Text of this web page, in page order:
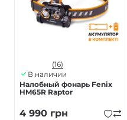
(16)
В наличии
Налобный фонарь Fenix
HM65R Raptor
4 990 грн